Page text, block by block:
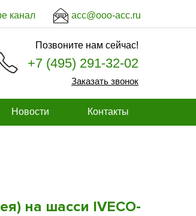
Контакты
Новости
acc@ooo-acc.ru
Позвоните нам сейчас!
+7 (495) 291-32-02
Заказать звонок
канал
на шасси IVECO-